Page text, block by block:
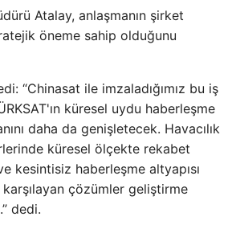
Atalay, anlaşmanın şirket
öneme sahip olduğunu
“Chinasat ile imzaladığımız bu iş
küresel uydu haberleşme
daha da genişletecek. Havacılık
küresel ölçekte rekabet
kesintisiz haberleşme altyapısı
karşılayan çözümler geliştirme
dedi.